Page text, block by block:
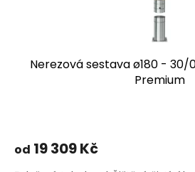
Nerezová sestava ø180 -
Premium
od 19 309 Kč